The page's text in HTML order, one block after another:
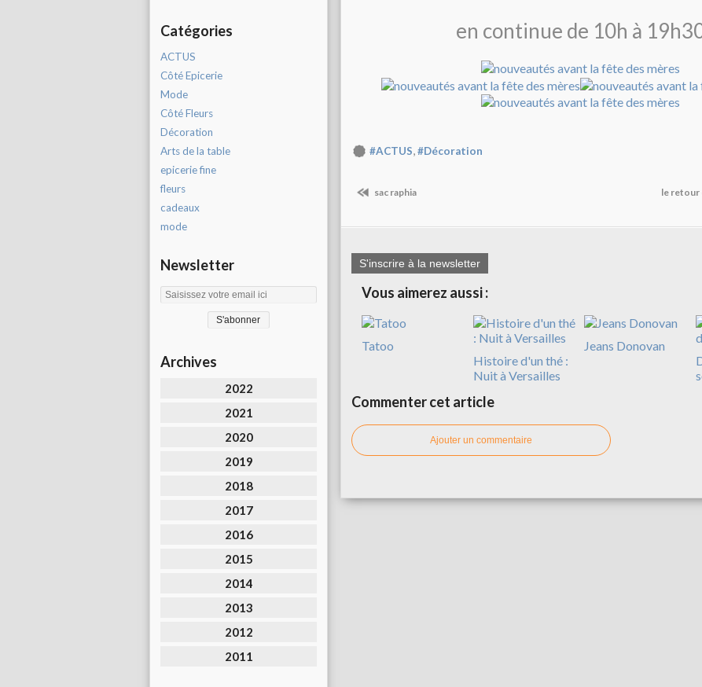
Catégories
ACTUS
Côté Epicerie
Mode
Côté Fleurs
Décoration
Arts de la table
epicerie fine
fleurs
cadeaux
mode
Newsletter
Archives
2022
2021
2020
2019
2018
2017
2016
2015
2014
2013
2012
2011
en continue de 10h à
#ACTUS,#Décoration
sac raphia le retour
S'inscrire à la newsletter
Vous aimerez aussi :
Tatoo
Histoire d'un thé :
Nuit à Versailles
Jeans Donovan
Commenter cet article
Ajouter un commentaire